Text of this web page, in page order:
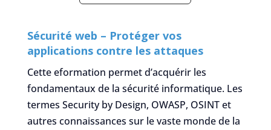
Sécurité web – Protéger vos
applications contre les attaques
Cette eformation permet d’acquérir les
fondamentaux de la sécurité informatique. Les
termes Security by Design, OWASP, OSINT et
autres connaissances sur le vaste monde de la